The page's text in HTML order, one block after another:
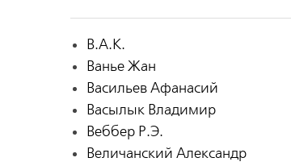
В.А.К.
Ванье Жан
Васильев Афанасий
Васылык Владимир
Веббер Р.Э.
Величанский Александр